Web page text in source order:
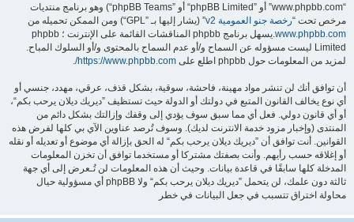
“www.phpbb.com” أو ”phpBB Limited“ أو ”phpBB Teams“) وهو برنامج منتديات
مرخص تحت “رخصة جنو العمومية v2
” (يشار إليها بـ ”GPL“) ومن الممكن تحميله من
www.phpbb.com
.يسهل برنامج phpbb المناقشات القائمة على الإنترنت ؛ phpbb
Limited ليست مسؤوله عن السماح و/أو عدم السماح بالمحتوى و/أو السلوك المباح.
لمزيد من المعلومات حول phpbb اطلع على
https://www.phpbb.com/
.
أن توافق أنك لن تنشر مواد مهينة، فاحشة، سوقية، بشكل قذف، عرقي، مهدد، جنسي أو
أي نوع يخالف القانون المتبع في دولتك أو الدولة حيث تستظيف ”ديريك ديلان يرحب بكم“،
أو أي قانون دولي. فعل أي مما سبق سوف يؤدي إلى وقفك وإزالتك بشكل دائم من
المنتدى (وإخبار مزود خدمة الانترنت لديك). وسوف تُرصد عناوين الآي بي كلها لفرض هذه
القوانين. أنت توافق أن ”ديريك ديلان يرحب بكم“ له الحق بإزالة أي موضوع أو تعديله أو نقله
أو إغلاقه حسب رأيهم. وأنت بصفتك مشتركا أو مستخدما توافق أن تخزن المعلومات
المدخلة كلها سابقًا في قاعدة بيانات. وحيث أن هذه المعلومات لن تُـعرض إلى أي جهة
ثالثة دون علمك، لن يتحمل ”ديريك ديلان يرحب بكم“ ولا phpBB أي مسؤولية حيال
محاولة اختراق تتسبب في جعل البيانات في خطر